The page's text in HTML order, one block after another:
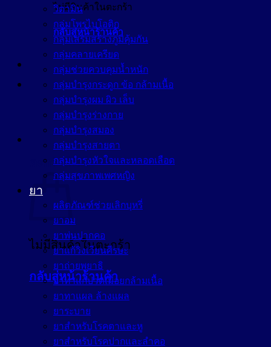
ไม่มีสินค้าในตะกร้า
กลับสู่หน้าร้านค้า
ตะกร้าสินค้า
ไม่มีสินค้าในตะกร้า
กลับสู่หน้าร้านค้า
วิตามิน
กลุ่มโพรไบโอติก
กลุ่มเสริมสร้างภูมิคุ้มกัน
กลุ่มคลายเครียด
กลุ่มช่วยควบคุมน้ำหนัก
กลุ่มบำรุงกระดูก ข้อ กล้ามเนื้อ
กลุ่มบำรุงผม ผิว เล็บ
กลุ่มบำรุงร่างกาย
กลุ่มบำรุงสมอง
กลุ่มบำรุงสายตา
กลุ่มบำรุงหัวใจและหลอดเลือด
กลุ่มสุขภาพเพศหญิง
ยา
ผลิตภัณฑ์ช่วยเลิกบุหรี่
ยาอม
ยาพ่นปากคอ
ยาแก้วิงเวียนศีรษะ
ยาถ่ายพยาธิ
ยาทาแก้ปวดเมื่อยกล้ามเนื้อ
ยาทาแผล ล้างแผล
ยาระบาย
ยาสำหรับโรคตาและหู
ยาสำหรับโรคปากและลำคอ